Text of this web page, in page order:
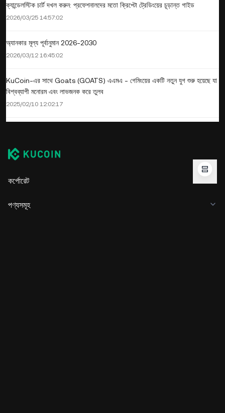
ক্যান্ডেলস্টিক চার্ট দখল করুন: প্রফেশনালদের মতো ক্রিপ্টো ট্রেডিংয়ের চূড়ান্ত গাইড
2026/03/25 14:57:02
অ্যানকার মূল্য পূর্বানুমান 2026-2030
2026/03/12 16:45:02
KuCoin-এর সাথে Goats (GOATS) এএমএ - গেমিংয়ের একটি নতুন যুগ শুরু হয়েছে যা
বিশ্বব্যাপী মনোরম এবং লাভজনক করে তুলব
2025/02/10 12:02:17
কর্পোরেট
পণ্যসমূহ